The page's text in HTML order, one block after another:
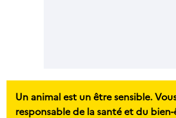
Un animal est un être sensible.
responsable de la santé et du